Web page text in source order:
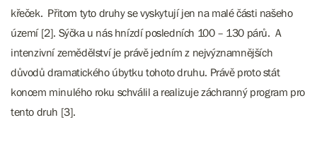
křeček. Přitom tyto druhy se vyskytují jen na malé části našeho
území [2]. Sýčka u nás hnízdí posledních 100 – 130 párů. A
intenzivní zemědělství je právě jedním z nejvýznamnějších
důvodů dramatického úbytku tohoto druhu. Právě proto stát
koncem minulého roku schválil a realizuje záchranný program pro
tento druh [3].